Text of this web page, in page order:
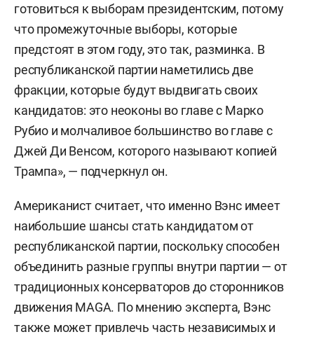
готовиться к выборам президентским, потому
что промежуточные выборы, которые
предстоят в этом году, это так, разминка. В
республиканской партии наметились две
фракции, которые будут выдвигать своих
кандидатов: это неоконы во главе с Марко
Рубио и молчаливое большинство во главе с
Джей Ди Венсом, которого называют копией
Трампа», — подчеркнул он.
Американист считает, что именно Вэнс имеет
наибольшие шансы стать кандидатом от
республиканской партии, поскольку способен
объединить разные группы внутри партии — от
традиционных консерваторов до сторонников
движения MAGA. По мнению эксперта, Вэнс
также может привлечь часть независимых и